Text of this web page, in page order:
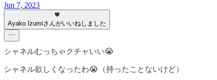
Jun 7, 2023
Ayako Izumiさんがいいねしました
シャネルむっちゃクチャいい😭
シャネル欲しくなったわ😭（持ったことないけど）